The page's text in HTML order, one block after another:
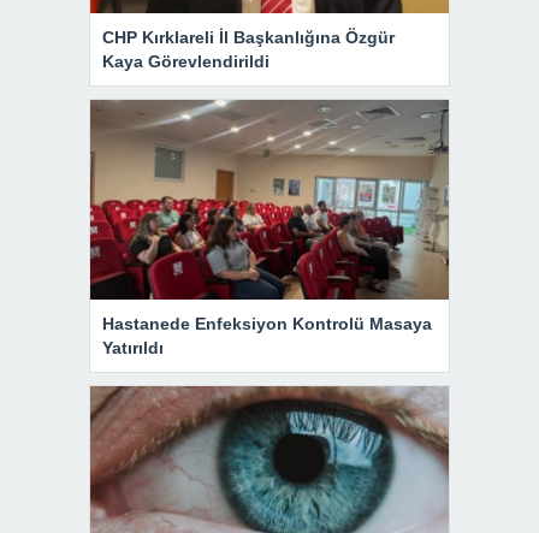
CHP Kırklareli İl Başkanlığına Özgür
Kaya Görevlendirildi
Hastanede Enfeksiyon Kontrolü Masaya
Yatırıldı